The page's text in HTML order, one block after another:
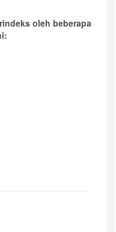
oleh beberapa